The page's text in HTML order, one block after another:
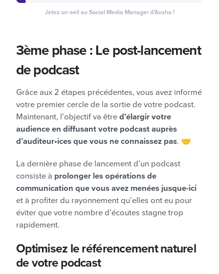
Jetez un oeil au Social Media Manager d’Ausha !
3ème phase : Le post-lancement
de podcast
Grâce aux 2 étapes précédentes, vous avez informé
votre premier cercle de la sortie de votre podcast.
Maintenant, l’objectif va être d’élargir votre
audience en diffusant votre podcast auprès
d’auditeur•ices que vous ne connaissez pas. 🤝
La dernière phase de lancement d’un podcast
consiste à prolonger les opérations de
communication que vous avez menées jusque-ici
et à profiter du rayonnement qu’elles ont eu pour
éviter que votre nombre d’écoutes stagne trop
rapidement.
Optimisez le référencement naturel
de votre podcast